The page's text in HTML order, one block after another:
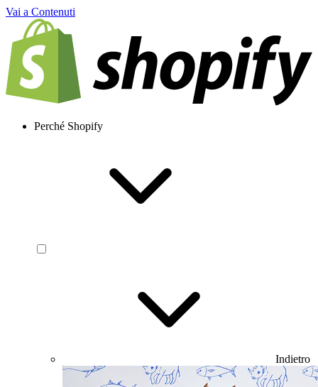
Vai a Contenuti
Perché Shopify
Indietro